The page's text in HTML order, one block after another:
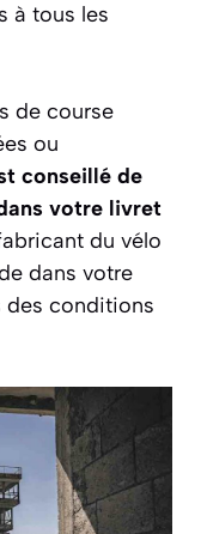
à tous les
de course
ou
conseillé de
votre livret
du vélo
dans votre
des conditions